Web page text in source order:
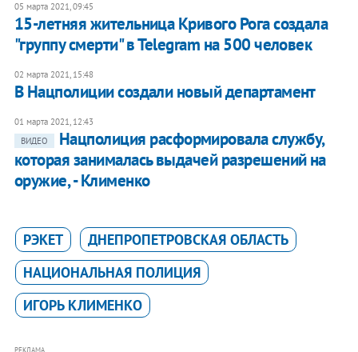
05 марта 2021, 09:45
15-летняя жительница Кривого Рога создала
"группу смерти" в Telegram на 500 человек
02 марта 2021, 15:48
В Нацполиции создали новый департамент
01 марта 2021, 12:43
ВИДЕО
Нацполиция расформировала службу,
которая занималась выдачей разрешений на
оружие, - Клименко
РЭКЕТ
ДНЕПРОПЕТРОВСКАЯ ОБЛАСТЬ
НАЦИОНАЛЬНАЯ ПОЛИЦИЯ
ИГОРЬ КЛИМЕНКО
РЕКЛАМА